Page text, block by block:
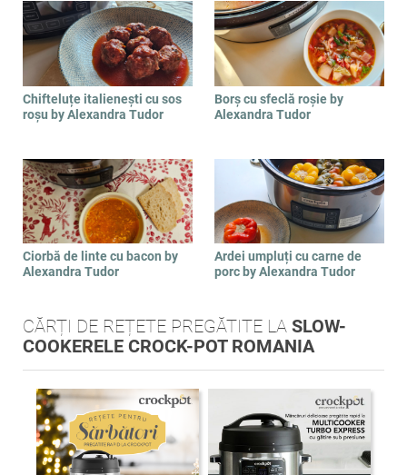
Chifteluțe italienești cu sos
roșu by Alexandra Tudor
Borș cu sfeclă roșie by
Alexandra Tudor
Ciorbă de linte cu bacon by
Alexandra Tudor
Ardei umpluți cu carne de
porc by Alexandra Tudor
CĂRȚI DE REȚETE PREGĂTITE LASLOW-
COOKERELE CROCK-POT ROMANIA